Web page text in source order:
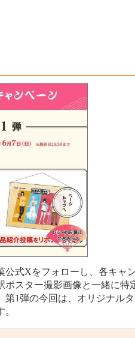
公式Xをフォローし、各キャ
ポスター撮影画像と一緒に特
第1弾の今回は、オリジナル